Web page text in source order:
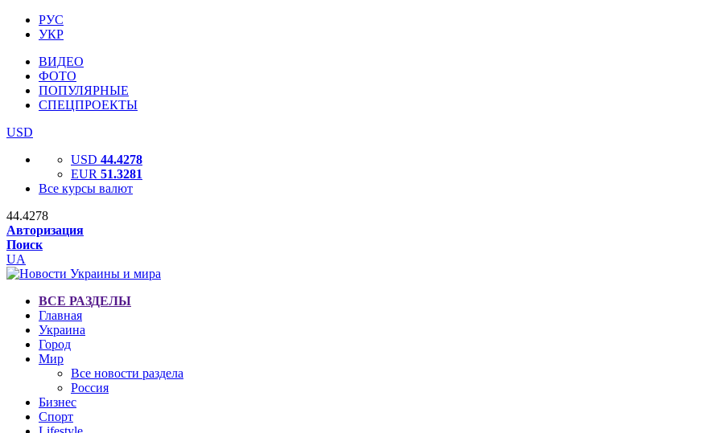
РУС
УКР
ВИДЕО
ФОТО
ПОПУЛЯРНЫЕ
СПЕЦПРОЕКТЫ
USD
USD 44.4278
EUR 51.3281
Все курсы валют
44.4278
Авторизация
Поиск
UA
ВСЕ РАЗДЕЛЫ
Главная
Украина
Город
Мир
Все новости раздела
Россия
Бизнес
Спорт